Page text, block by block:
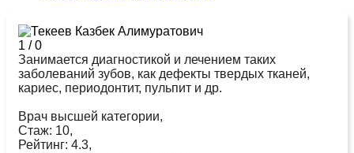
1 /0
Занимается диагностикой и лечением таких
заболеваний зубов, как дефекты твердых тканей,
кариес, периодонтит, пульпит и др.
Врач высшей категории,
Стаж: 10,
Рейтинг: 4.3,